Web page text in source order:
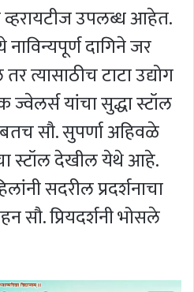
व्हरायटीज उपलब्ध आहेत.
दागिने जर
त्यासाठीच टाटा उद्योग
यांचा सुद्धा स्टॉल
सौ. सुपर्णा अहिवळे
स्टॉल देखील येथे आहे.
सदरील प्रदर्शनाचा
सौ. प्रियदर्शनी भोसले